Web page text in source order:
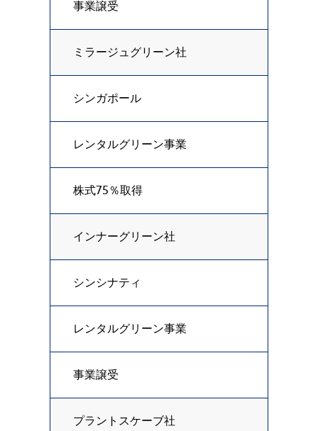
事業譲受
ミラージュグリーン社
シンガポール
レンタルグリーン事業
株式75％取得
インナーグリーン社
シンシナティ
レンタルグリーン事業
事業譲受
プラントスケーブ社